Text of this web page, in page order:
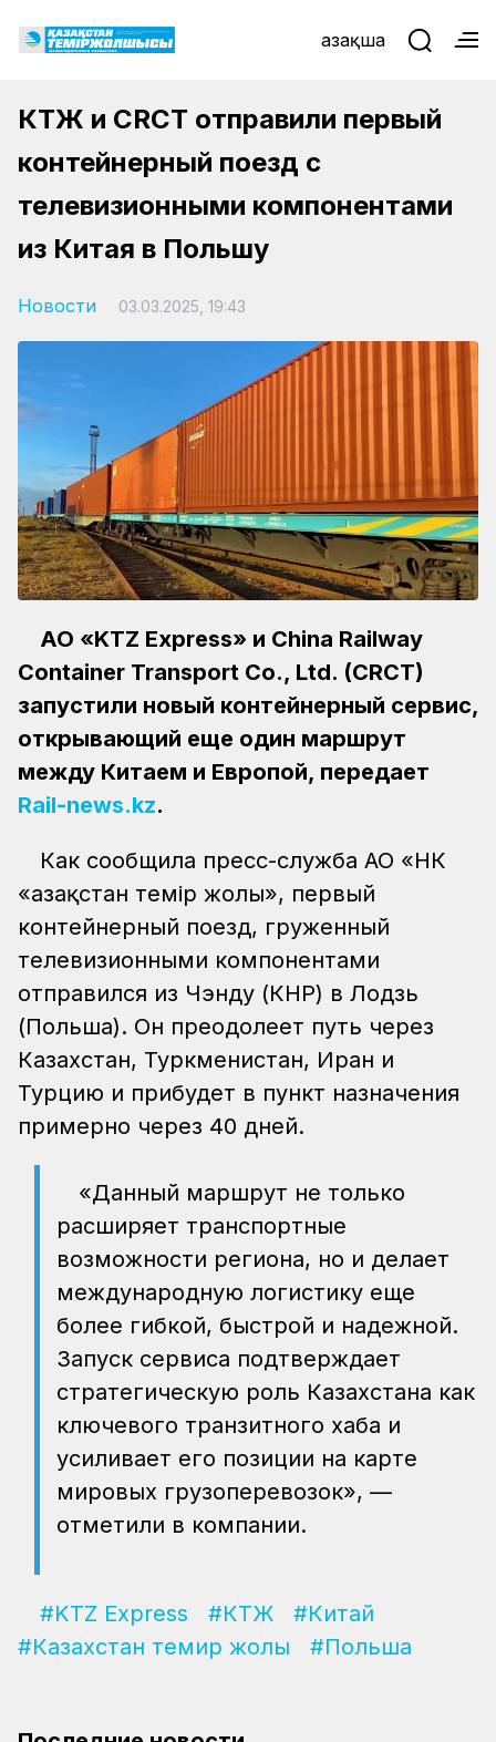
Қазақша
КТЖ и CRCT отправили первый
контейнерный поезд с
телевизионными компонентами
из Китая в Польшу
Новости 03.03.2025, 19:43
АО «KTZ Express» и China Railway
Container Transport Co., Ltd. (CRCT)
запустили новый контейнерный сервис,
открывающий еще один маршрут
между Китаем и Европой, передает
Rail-news.kz.
Как сообщила пресс-служба АО «НК
«Қазақстан темір жолы», первый
контейнерный поезд, груженный
телевизионными компонентами
отправился из Чэнду (КНР) в Лодзь
(Польша). Он преодолеет путь через
Казахстан, Туркменистан, Иран и
Турцию и прибудет в пункт назначения
примерно через 40 дней.
«Данный маршрут не только
расширяет транспортные
возможности региона, но и делает
международную логистику еще
более гибкой, быстрой и надежной.
Запуск сервиса подтверждает
стратегическую роль Казахстана как
ключевого транзитного хаба и
усиливает его позиции на карте
мировых грузоперевозок», —
отметили в компании.
#KTZ Express #КТЖ
#Китай
#Казахстан темир жолы
#Польша